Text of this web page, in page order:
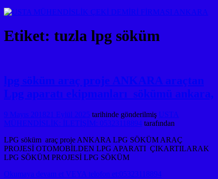
Etiket: tuzla lpg söküm
lpg söküm araç proje ANKARA araçtan
Lpg aparatı ekipmanları sökümü ankara,
9 Mayıs 201821 Eylül 2025 tarihinde gönderilmiş USTA
MÜHENDİSLİK: İLETİŞİM: 05323118894 tarafından
LPG söküm araç proje ANKARA LPG SÖKÜM ARAÇ
PROJESİ OTOMOBİLDEN LPG APARATI ÇIKARTILARAK
LPG SÖKÜM PROJESİ LPG SÖKÜM
Okumaya devam et VEYA telofon et:05323118894